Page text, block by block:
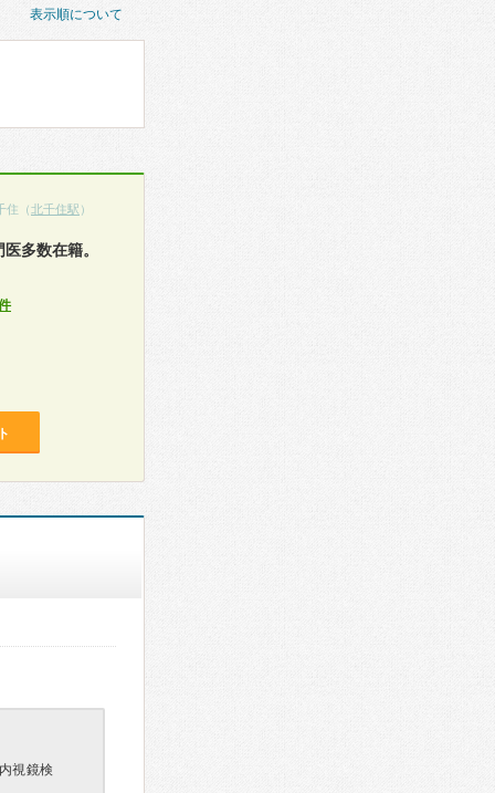
表示順について
住（北千住駅 ）
多数在籍。
視鏡検